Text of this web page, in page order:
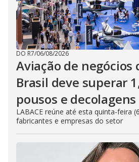
DO R7/06/08/2026
Aviação de negócios
Brasil deve superar
pousos e decolagens
LABACE reúne até esta quinta-feira
fabricantes e empresas do setor